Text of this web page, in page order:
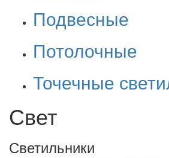
Подвесные
Потолочные
Точечные
Свет
Светильники